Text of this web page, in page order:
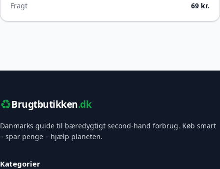
Fragt 69 kr.
♻️Brugtbutikken.dk
Danmarks guide til bæredygtigt second-hand forbrug. Køb smart
– spar penge – hjælp planeten.
Kategorier